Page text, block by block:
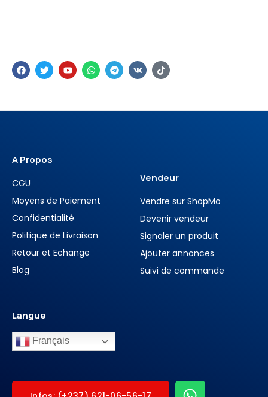
A Propos
CGU
Moyens de Paiement
Confidentialité
Politique de Livraison
Retour et Echange
Blog
Vendeur
Vendre sur ShopMo
Devenir vendeur
Signaler un produit
Ajouter annonces
Suivi de commande
Langue
Français